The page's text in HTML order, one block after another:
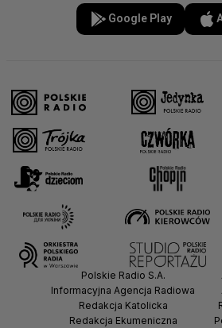
Google Play
Polskie Radio S.A.
Informacyjna Agencja Radiowa
Redakcja Katolicka
Redakcja Ekumeniczna